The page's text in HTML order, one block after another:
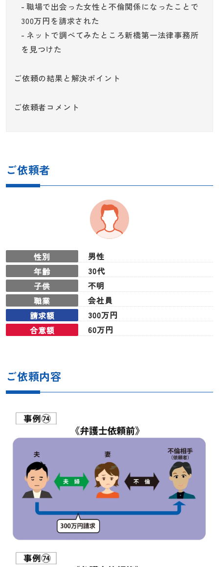
職場で出会った女性と不倫関係になったことで
300万円を請求された
ネットで調べてみたところ新橋第一法律事務所
を見つけた
ご依頼の結果と解決ポイント
ご依頼者コメント
ご依頼者
性別
男性
年齢
30代
子供
不明
職業
会社員
請求額
300万円
合意額
60万円
ご依頼内容